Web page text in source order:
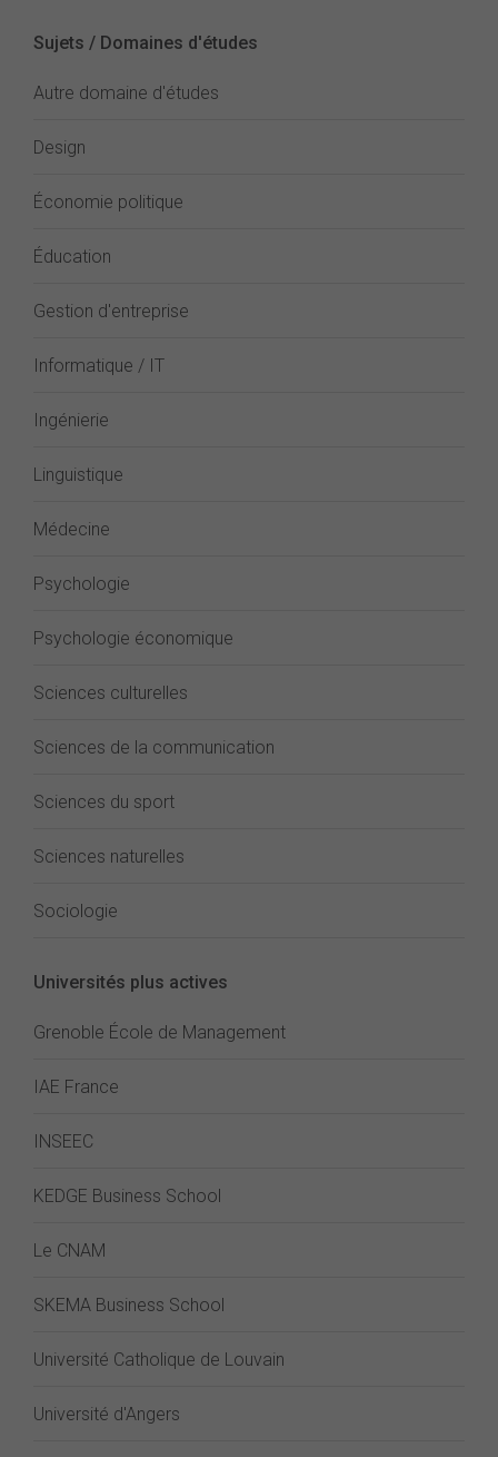
Sujets / Domaines d'études
Autre domaine d'études
Design
Économie politique
Éducation
Gestion d'entreprise
Informatique / IT
Ingénierie
Linguistique
Médecine
Psychologie
Psychologie économique
Sciences culturelles
Sciences de la communication
Sciences du sport
Sciences naturelles
Sociologie
Universités plus actives
Grenoble École de Management
IAE France
INSEEC
KEDGE Business School
Le CNAM
SKEMA Business School
Université Catholique de Louvain
Université d'Angers